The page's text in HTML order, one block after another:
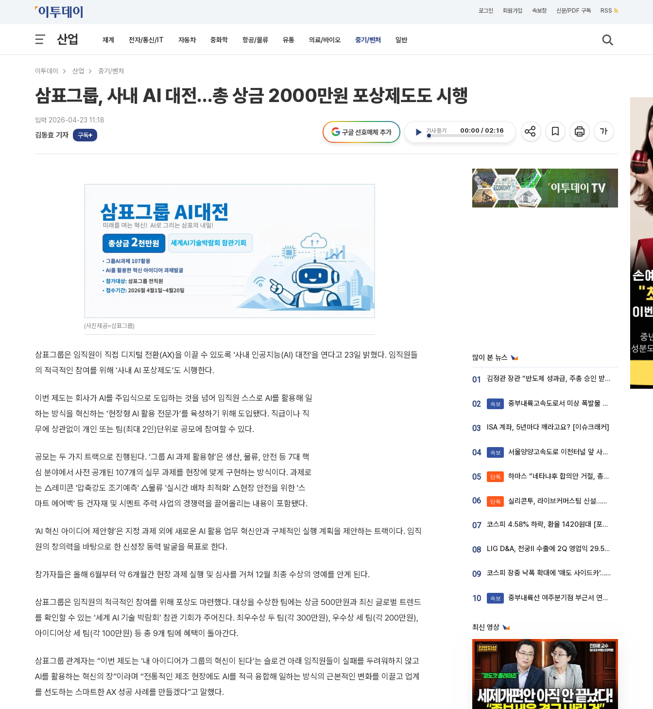
로그인 회원가입 속보창 신문/PDF 구독 RSS
산업 재계 전자/통신/IT 자동차 중화학 항공/물류 유통 의료/바이오 중기/벤처 일반
이투데이 산업 중기/벤처
삼표그룹, 사내 AI 대전...총 상금 2000만원 포상제도도 시행
입력 2026-04-23 11:18
김동효 기자 구독
기사 듣기 00:00 / 02:16
구글 선호매체 추가
(사진제공=삼표그룹)
삼표그룹은 임직원이 직접 디지털 전환(AX)을 이끌 수 있도록 '사내 인공지능(AI) 대전'을 연다고 23일 밝혔다. 임직원들
의 적극적인 참여를 위해 ‘사내 AI 포상제도’도 시행한다.
이번 제도는 회사가 AI를 주입식으로 도입하는 것을 넘어 임직원 스스로 AI를 활용해 일
하는 방식을 혁신하는 ‘현장형 AI 활용 전문가’를 육성하기 위해 도입됐다. 직급이나 직
무에 상관없이 개인 또는 팀(최대 2인)단위로 공모에 참여할 수 있다.
공모는 두 가지 트랙으로 진행된다. ‘그룹 AI 과제 활용형’은 생산, 물류, 안전 등 7대 핵
심 분야에서 사전 공개된 107개의 실무 과제를 현장에 맞게 구현하는 방식이다. 과제로
는 △레미콘 '압축강도 조기예측' △물류 '실시간 배차 최적화' △현장 안전을 위한 '스
마트 에어백' 등 건자재 및 시멘트 주력 사업의 경쟁력을 끌어올리는 내용이 포함됐다.
‘AI 혁신 아이디어 제안형’은 지정 과제 외에 새로운 AI 활용 업무 혁신안과 구체적인 실행 계획을 제안하는 트랙이다. 임직
원의 창의력을 바탕으로 한 신성장 동력 발굴을 목표로 한다.
참가자들은 올해 6월부터 약 6개월간 현장 과제 실행 및 심사를 거쳐 12월 최종 수상의 영예를 안게 된다.
삼표그룹은 임직원의 적극적인 참여를 위해 포상도 마련했다. 대상을 수상한 팀에는 상금 500만원과 최신 글로벌 트렌드
를 확인할 수 있는 ‘세계 AI 기술 박람회’ 참관 기회가 주어진다. 최우수상 두 팀(각 300만원), 우수상 세 팀(각 200만원),
아이디어상 세 팀(각 100만원) 등 총 9개 팀에 혜택이 돌아간다.
삼표그룹 관계자는 “이번 제도는 ‘내 아이디어가 그룹의 혁신이 된다’는 슬로건 아래 임직원들이 실패를 두려워하지 않고
AI를 활용하는 혁신의 장”이라며 “전통적인 제조 현장에도 AI를 적극 융합해 일하는 방식의 근본적인 변화를 이끌고 업계
를 선도하는 스마트한 AX 성공 사례를 만들겠다”고 말했다.
많이 본 뉴스
01 김정관 장관 “반도체 성과급, 주총 승인 받도록”…상법·자본시장법 개정 시사
02 속보 중부내륙고속도로서 미상 폭발물 발견
03 ISA 계좌, 5년마다 깨라고요? [이슈크래커]
04 속보 서울양양고속도로 이천터널 앞 사고 발생
05 단독 하마스 “네타냐후 합의안 거절, 총선 앞두고 시간 끌기”
06 단독 실리콘투, 라이브커머스팀 신설…K뷰티 ‘글로벌 판매망’ 확대[K뷰티 라방戰]
07 코스피 4.58% 하락, 환율 1420원대 [포토]
08 LIG D&A, 천궁Ⅱ 수출에 2Q 영업익 29.5%↑…수주잔고 24.6조 [종합]
09 코스피 장중 낙폭 확대에 '매도 사이드카'…외인 2.8조'팔자'· 개인 3.1조 '사자'
10 속보 중부내륙선 여주분기점 부근서 연이은 추돌사고 발생
최신 영상